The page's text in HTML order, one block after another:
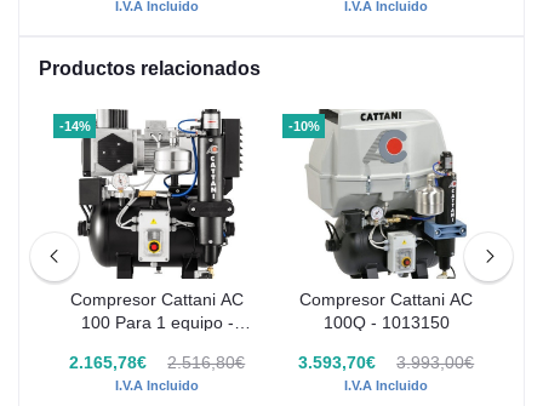
I.V.A Incluido I.V.A Incluido
Productos relacionados
-14%
Compresor Cattani AC
100 Para 1 equipo -
2.165,78€
2.516,80€
I.V.A Incluido
-10%
Compresor Cattani AC
100Q - 1013150
3.593,70€ 3.993,00€
I.V.A Incluido